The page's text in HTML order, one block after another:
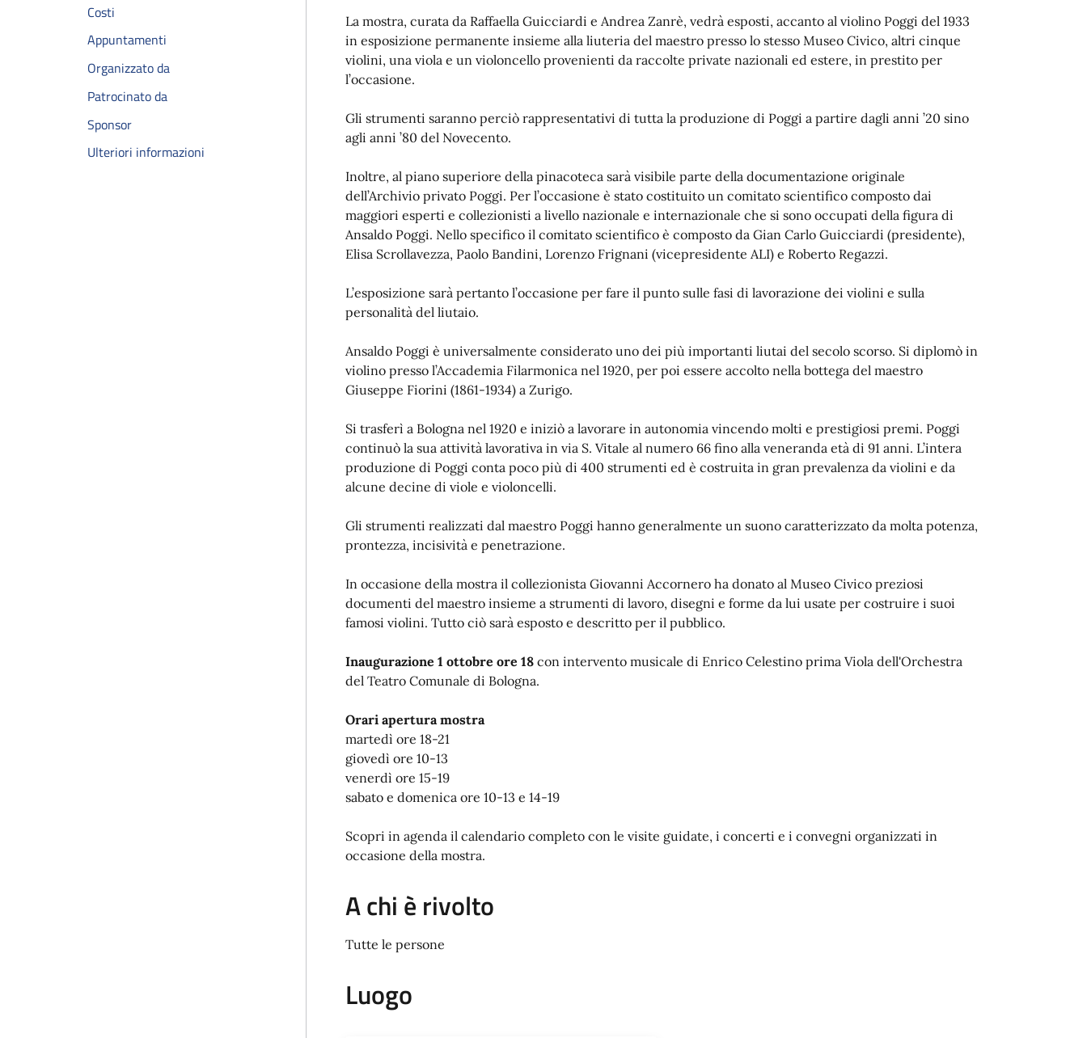
Costi
Appuntamenti
Organizzato da
Patrocinato da
Sponsor
Ulteriori informazioni
La mostra, curata da Raffaella Guicciardi e Andrea Zanrè, vedrà esposti, accanto al violino Poggi del 1933
in esposizione permanente insieme alla liuteria del maestro presso lo stesso Museo Civico, altri cinque
violini, una viola e un violoncello provenienti da raccolte private nazionali ed estere, in prestito per
l’occasione.
Gli strumenti saranno perciò rappresentativi di tutta la produzione di Poggi a partire dagli anni ’20 sino
agli anni ’80 del Novecento.
Inoltre, al piano superiore della pinacoteca sarà visibile parte della documentazione originale
dell’Archivio privato Poggi. Per l’occasione è stato costituito un comitato scientifico composto dai
maggiori esperti e collezionisti a livello nazionale e internazionale che si sono occupati della figura di
Ansaldo Poggi. Nello specifico il comitato scientifico è composto da Gian Carlo Guicciardi (presidente),
Elisa Scrollavezza, Paolo Bandini, Lorenzo Frignani (vicepresidente ALI) e Roberto Regazzi.
L’esposizione sarà pertanto l’occasione per fare il punto sulle fasi di lavorazione dei violini e sulla
personalità del liutaio.
Ansaldo Poggi è universalmente considerato uno dei più importanti liutai del secolo scorso. Si diplomò in
violino presso l’Accademia Filarmonica nel 1920, per poi essere accolto nella bottega del maestro
Giuseppe Fiorini (1861-1934) a Zurigo.
Si trasferì a Bologna nel 1920 e iniziò a lavorare in autonomia vincendo molti e prestigiosi premi. Poggi
continuò la sua attività lavorativa in via S. Vitale al numero 66 fino alla veneranda età di 91 anni. L’intera
produzione di Poggi conta poco più di 400 strumenti ed è costruita in gran prevalenza da violini e da
alcune decine di viole e violoncelli.
Gli strumenti realizzati dal maestro Poggi hanno generalmente un suono caratterizzato da molta potenza,
prontezza, incisività e penetrazione.
In occasione della mostra il collezionista Giovanni Accornero ha donato al Museo Civico preziosi
documenti del maestro insieme a strumenti di lavoro, disegni e forme da lui usate per costruire i suoi
famosi violini. Tutto ciò sarà esposto e descritto per il pubblico.
Inaugurazione 1 ottobre ore 18 con intervento musicale di Enrico Celestino prima Viola dell'Orchestra
del Teatro Comunale di Bologna.
Orari apertura mostra
martedì ore 18-21
giovedì ore 10-13
venerdì ore 15-19
sabato e domenica ore 10-13 e 14-19
Scopri in agenda il calendario completo con le visite guidate, i concerti e i convegni organizzati in
occasione della mostra.
A chi è rivolto
Tutte le persone
Luogo